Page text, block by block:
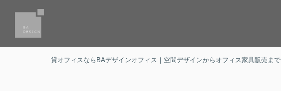
貸オフィスならBAデザインオフィス｜空間デザインからオフィス家具販売まで